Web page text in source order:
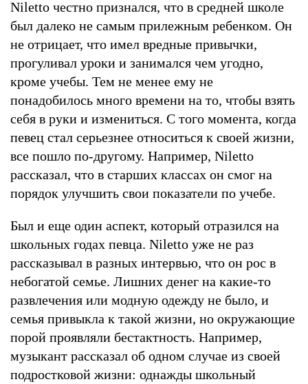
Niletto честно признался, что в средней школе
был далеко не самым прилежным ребенком. Он
не отрицает, что имел вредные привычки,
прогуливал уроки и занимался чем угодно,
кроме учебы. Тем не менее ему не
понадобилось много времени на то, чтобы взять
себя в руки и измениться. С того момента, когда
певец стал серьезнее относиться к своей жизни,
все пошло по-другому. Например, Niletto
рассказал, что в старших классах он смог на
порядок улучшить свои показатели по учебе.
Был и еще один аспект, который отразился на
школьных годах певца. Niletto уже не раз
рассказывал в разных интервью, что он рос в
небогатой семье. Лишних денег на какие-то
развлечения или модную одежду не было, и
семья привыкла к такой жизни, но окружающие
порой проявляли бестактность. Например,
музыкант рассказал об одном случае из своей
подростковой жизни: однажды школьный